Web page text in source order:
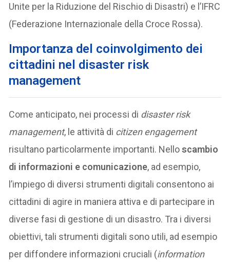
Unite per la Riduzione del Rischio di Disastri) e l’IFRC
(Federazione Internazionale della Croce Rossa).
Importanza del coinvolgimento dei
cittadini nel disaster risk
management
Come anticipato, nei processi di disaster risk
management, le attività di citizen engagement
risultano particolarmente importanti. Nelloscambio
di informazioni e comunicazione, ad esempio,
l’impiego di diversi strumenti digitali consentono ai
cittadini di agire in maniera attiva e di partecipare in
diverse fasi di gestione di un disastro. Tra i diversi
obiettivi, tali strumenti digitali sono utili, ad esempio
per diffondere informazioni cruciali (information